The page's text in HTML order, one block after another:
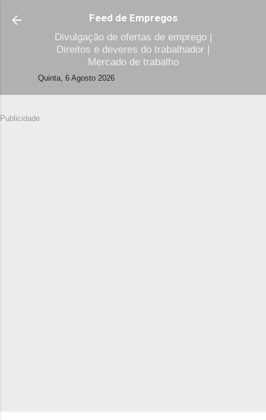
Avançar para o conteúdo principal
Feed de Empregos
Divulgação de ofertas de emprego |
Direitos e deveres do trabalhador |
Mercado de trabalho
Quinta, 6 Agosto 2026
Publicidade